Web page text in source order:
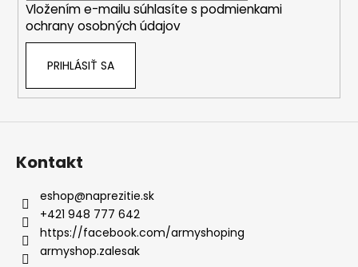
Vložením e-mailu súhlasíte s podmienkami
ochrany osobných údajov
PRIHLÁSIŤ SA
Kontakt
eshop@naprezitie.sk
+421 948 777 642
https://facebook.com/armyshoping
armyshop.zalesak